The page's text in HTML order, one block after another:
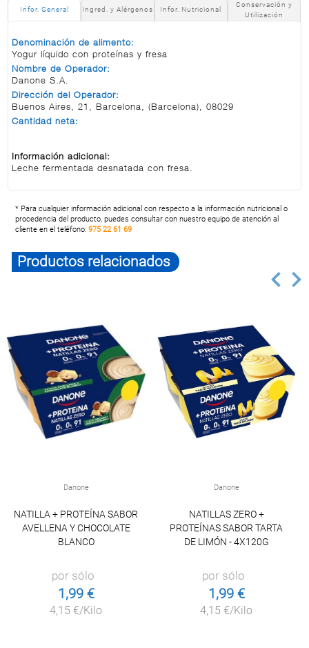
Infor. General Ingred. y Alérgenos Infor. Nutricional
Conservación y
Utilización
Denominación de alimento:
Yogur líquido con proteínas y fresa
Nombre de Operador:
Danone S.A.
Dirección del Operador:
Buenos Aires, 21, Barcelona, (Barcelona), 08029
Cantidad neta:
Información adicional:
Leche fermentada desnatada con fresa.
* Para cualquier información adicional con respecto a la información nutricional o
procedencia del producto, puedes consultar con nuestro equipo de atención al
cliente en el teléfono:975 22 61 69
Productos relacionados
Danone
NATILLA + PROTEÍNA SABOR
AVELLENA Y CHOCOLATE
BLANCO
por sólo
1,99 €
4,15 €/Kilo
Danone
NATILLAS ZERO +
PROTEÍNAS SABOR TARTA
DE LIMÓN - 4X120G
por sólo
1,99 €
4,15 €/Kilo